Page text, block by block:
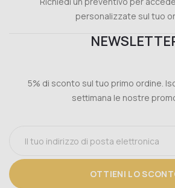
personalizzate sul tuo
5% di sconto sul tuo primo ordine.
settimana le nostre
OTTIENI LO